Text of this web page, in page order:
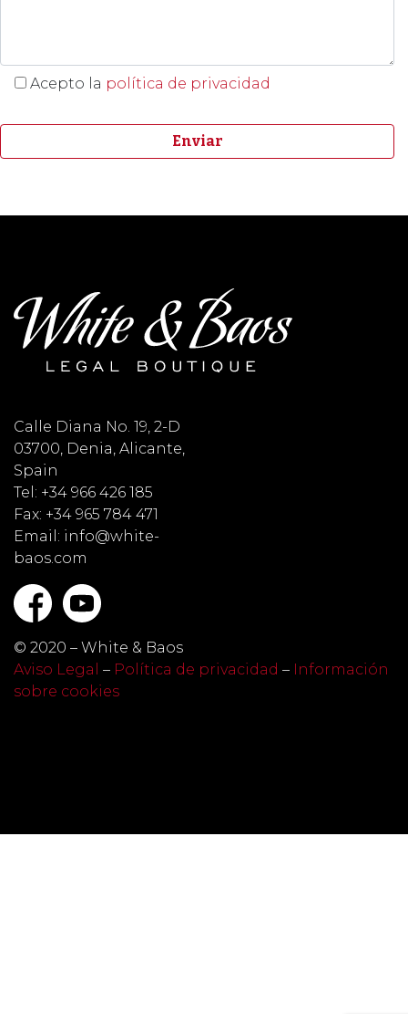
Acepto la política de privacidad
Calle Diana No. 19, 2-D
03700, Denia, Alicante,
Spain
Tel: +34 966 426 185
Fax: +34 965 784 471
Email: info@white-
baos.com
© 2020 – White & Baos
Aviso Legal – Política de privacidad – Información
sobre cookies